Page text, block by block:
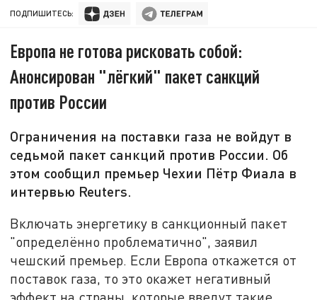
ПОДПИШИТЕСЬ:
Европа не готова рисковать собой:
Анонсирован "лёгкий" пакет санкций
против России
Ограничения на поставки газа не войдут в
седьмой пакет санкций против России. Об
этом сообщил премьер Чехии Пётр Фиала в
интервью Reuters.
Включать энергетику в санкционный пакет
"определённо проблематично", заявил
чешский премьер. Если Европа откажется от
поставок газа, то это окажет негативный
эффект на страны, которые введут такие